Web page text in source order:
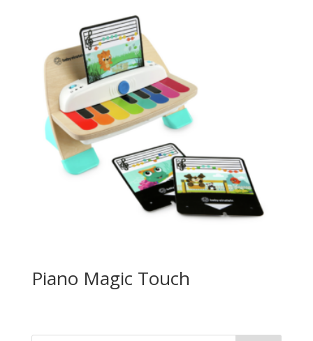
Piano Magic Touch